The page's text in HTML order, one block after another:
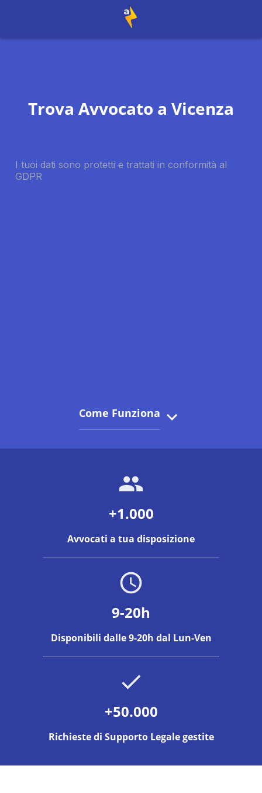
Trova Avvocato a Vicenza
Come Funziona
+1.000
Avvocati a tua disposizione
9-20h
Disponibili dalle 9-20h dal Lun-Ven
+50.000
Richieste di Supporto Legale gestite